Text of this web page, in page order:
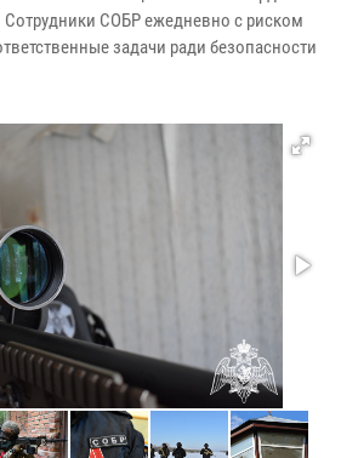
СОБР ежедневно с риском
задачи ради безопасности